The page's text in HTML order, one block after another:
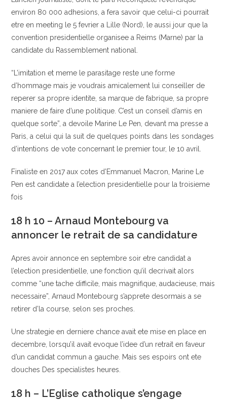
environ 80 000 adhesions, a fera savoir que celui-ci pourrait
etre en meeting le 5 fevrier a Lille (Nord), le aussi jour que la
convention presidentielle organisee a Reims (Marne) par la
candidate du Rassemblement national.
“L’imitation et meme le parasitage reste une forme
d’hommage mais je voudrais amicalement lui conseiller de
reperer sa propre identite, sa marque de fabrique, sa propre
maniere de faire d’une politique. C’est un conseil d’amis en
quelque sorte”, a devoile Marine Le Pen, devant ma presse a
Paris, a celui qui la suit de quelques points dans les sondages
d’intentions de vote concernant le premier tour, le 10 avril.
Finaliste en 2017 aux cotes d’Emmanuel Macron, Marine Le
Pen est candidate a l’election presidentielle pour la troisieme
fois
18 h 10 – Arnaud Montebourg va
annoncer le retrait de sa candidature
Apres avoir annonce en septembre soir etre candidat a
l’election presidentielle, une fonction qu’il decrivait alors
comme “une tache difficile, mais magnifique, audacieuse, mais
necessaire”, Arnaud Montebourg s’apprete desormais a se
retirer d’la course, selon ses proches.
Une strategie en derniere chance avait ete mise en place en
decembre, lorsqu’il avait evoque l’idee d’un retrait en faveur
d’un candidat commun a gauche. Mais ses espoirs ont ete
douches Des specialistes heures.
18 h – L’Eglise catholique s’engage